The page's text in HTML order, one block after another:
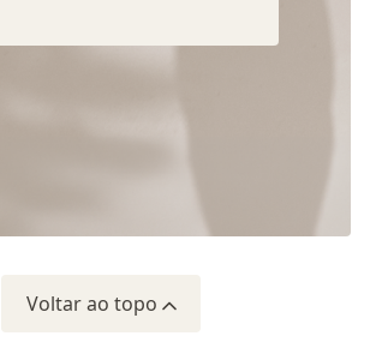
Voltar ao topo